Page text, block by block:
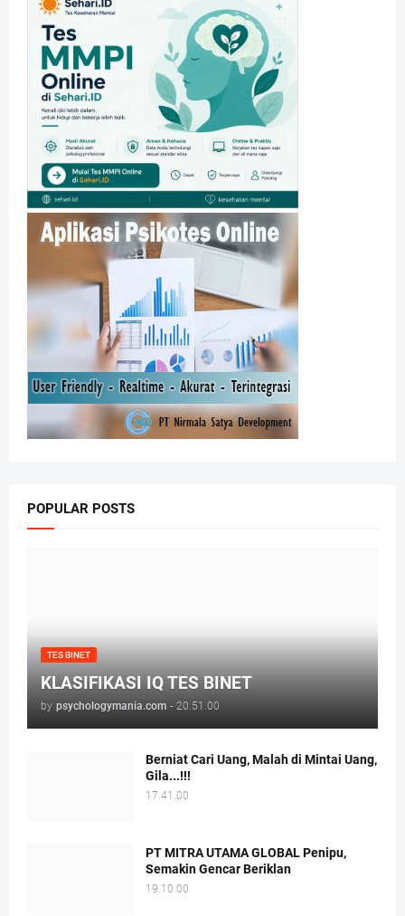
POPULAR POSTS
TES BINET
KLASIFIKASI IQ TES BINET
by psychologymania.com - 20.51.00
Berniat Cari Uang, Malah di Mintai Uang,
Gila...!!!
17.41.00
PT MITRA UTAMA GLOBAL Penipu,
Semakin Gencar Beriklan
19.10.00